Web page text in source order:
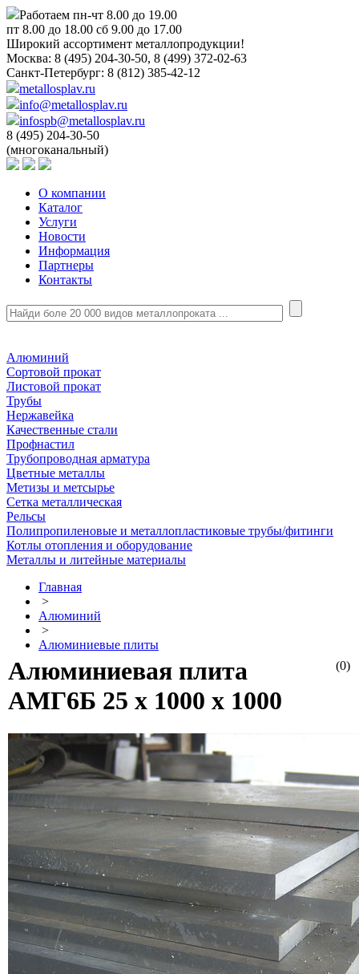
Работаем пн-чт 8.00 до 19.00
пт 8.00 до 18.00 сб 9.00 до 17.00
Широкий ассортимент металлопродукции!
Москва: 8 (495) 204-30-50, 8 (499) 372-02-63
Санкт-Петербург: 8 (812) 385-42-12
metallosplav.ru
info@metallosplav.ru
infospb@metallosplav.ru
8 (495) 204-30-50
(многоканальный)
О компании
Каталог
Услуги
Новости
Информация
Партнеры
Контакты
Алюминий
Сортовой прокат
Листовой прокат
Трубы
Нержавейка
Качественные стали
Профнастил
Трубопроводная арматура
Цветные металлы
Метизы и метсырье
Сетка металлическая
Рельсы
Полипропиленовые и металлопластиковые трубы/фитинги
Котлы отопления и оборудование
Металлы и литейные материалы
Главная
>
Алюминий
>
Алюминиевые плиты
(0)
Алюминиевая плита
АМГ6Б 25 х 1000 х 1000